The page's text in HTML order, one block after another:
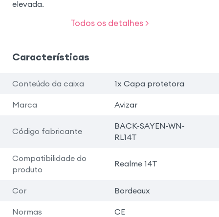
elevada.
Todos os detalhes >
Características
Conteúdo da caixa 1x Capa protetora
Marca Avizar
Código fabricante
BACK-SAYEN-WN-
RL14T
Compatibilidade do
produto
Realme 14T
Cor Bordeaux
Normas CE